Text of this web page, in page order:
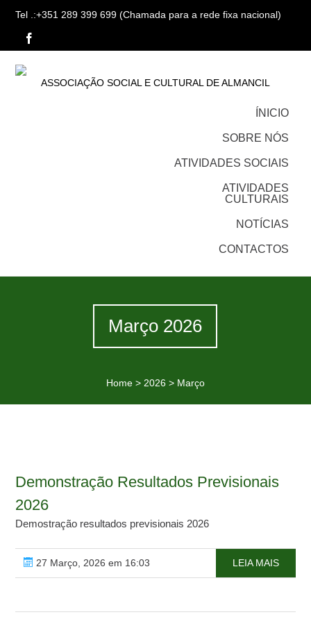
Tel .:+351 289 399 699 (Chamada para a rede fixa nacional)
ASSOCIAÇÃO SOCIAL E CULTURAL DE ALMANCIL
ÍNICIO
SOBRE NÓS
ATIVIDADES SOCIAIS
ATIVIDADES
CULTURAIS
NOTÍCIAS
CONTACTOS
Março 2026
Home> 2026 > Março
Demonstração Resultados Previsionais
2026
Demostração resultados previsionais 2026
27 Março, 2026 em 16:03 LEIA MAIS